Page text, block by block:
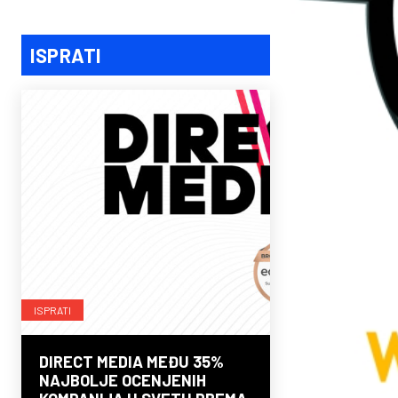
ISPRATI
ISPRATI
DIRECT MEDIA MEĐU 35%
NAJBOLJE OCENJENIH